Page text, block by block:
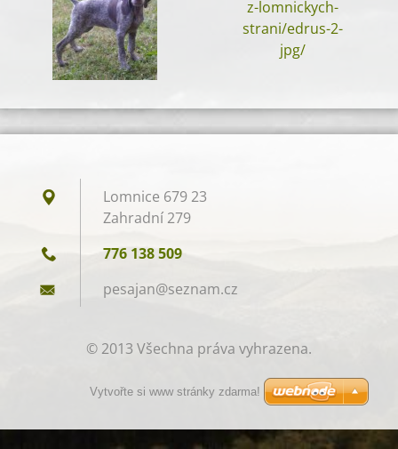
Lomnice 679 23
Zahradní 279
776 138 509
pesajan@seznam.cz
© 2013 Všechna práva vyhrazena.
Vytvořte si www stránky zdarma!